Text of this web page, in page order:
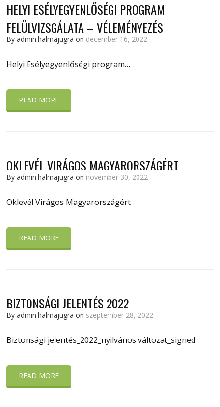
HELYI ESÉLYEGYENLŐSÉGI PROGRAM
FELÜLVIZSGÁLATA – VÉLEMÉNYEZÉS
By admin.halmajugra on december 16, 2022
Helyi Esélyegyenlőségi program…
READ MORE
OKLEVÉL VIRÁGOS MAGYARORSZÁGÉRT
By admin.halmajugra on november 30, 2022
Oklevél Virágos Magyarországért
READ MORE
BIZTONSÁGI JELENTÉS 2022
By admin.halmajugra on szeptember 28, 2022
Biztonsági jelentés_2022_nyilvános változat_signed
READ MORE